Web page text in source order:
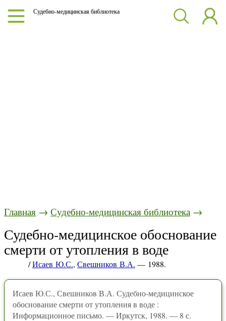
Судебно-медицинская библиотека
Главная → Судебно-медицинская библиотека →
Судебно-медицинское обоснование
смерти от утопления в воде
/Исаев Ю.С., Свешников В.А. — 1988.
Исаев Ю.С., Свешников В.А. Судебно-медицинское
обоснование смерти от утопления в воде :
Информационное письмо. — Иркутск, 1988. — 8 с.